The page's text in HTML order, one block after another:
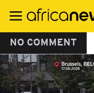
contenu
NO COMMENT